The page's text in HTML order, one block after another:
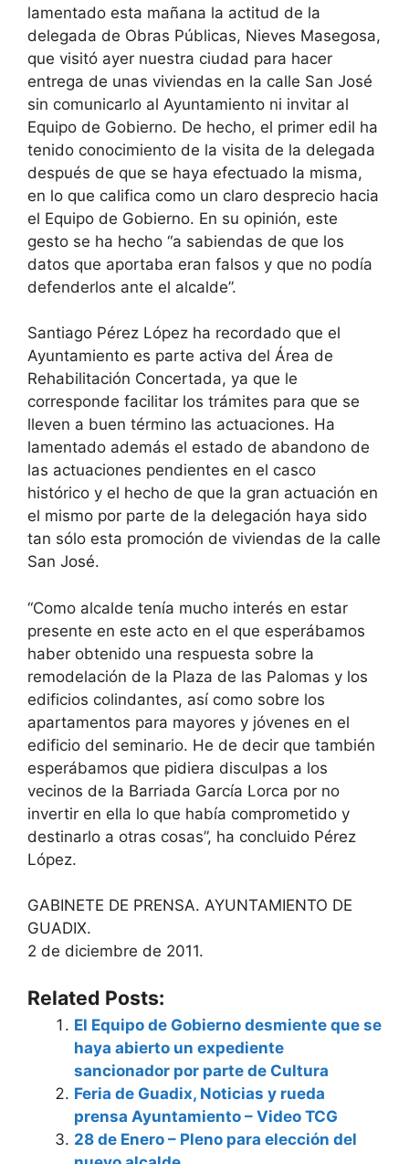
lamentado esta mañana la actitud de la
delegada de Obras Públicas, Nieves Masegosa,
que visitó ayer nuestra ciudad para hacer
entrega de unas viviendas en la calle San José
sin comunicarlo al Ayuntamiento ni invitar al
Equipo de Gobierno. De hecho, el primer edil ha
tenido conocimiento de la visita de la delegada
después de que se haya efectuado la misma,
en lo que califica como un claro desprecio hacia
el Equipo de Gobierno. En su opinión, este
gesto se ha hecho “a sabiendas de que los
datos que aportaba eran falsos y que no podía
defenderlos ante el alcalde”.
Santiago Pérez López ha recordado que el
Ayuntamiento es parte activa del Área de
Rehabilitación Concertada, ya que le
corresponde facilitar los trámites para que se
lleven a buen término las actuaciones. Ha
lamentado además el estado de abandono de
las actuaciones pendientes en el casco
histórico y el hecho de que la gran actuación en
el mismo por parte de la delegación haya sido
tan sólo esta promoción de viviendas de la calle
San José.
“Como alcalde tenía mucho interés en estar
presente en este acto en el que esperábamos
haber obtenido una respuesta sobre la
remodelación de la Plaza de las Palomas y los
edificios colindantes, así como sobre los
apartamentos para mayores y jóvenes en el
edificio del seminario. He de decir que también
esperábamos que pidiera disculpas a los
vecinos de la Barriada García Lorca por no
invertir en ella lo que había comprometido y
destinarlo a otras cosas”, ha concluido Pérez
López.
GABINETE DE PRENSA. AYUNTAMIENTO DE
GUADIX.
2 de diciembre de 2011.
Related Posts:
El Equipo de Gobierno desmiente que se
haya abierto un expediente
sancionador por parte de Cultura
Feria de Guadix, Noticias y rueda
prensa Ayuntamiento – Video TCG
28 de Enero – Pleno para elección del